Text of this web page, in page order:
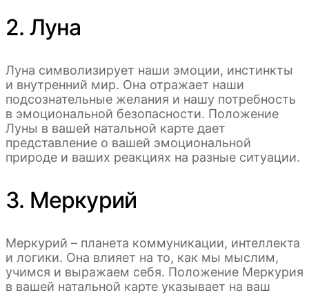
2. Луна
Луна символизирует наши эмоции, инстинкты
и внутренний мир. Она отражает наши
подсознательные желания и нашу потребность
в эмоциональной безопасности. Положение
Луны в вашей натальной карте дает
представление о вашей эмоциональной
природе и ваших реакциях на разные ситуации.
3. Меркурий
Меркурий – планета коммуникации, интеллекта
и логики. Она влияет на то, как мы мыслим,
учимся и выражаем себя. Положение Меркурия
в вашей натальной карте указывает на ваш